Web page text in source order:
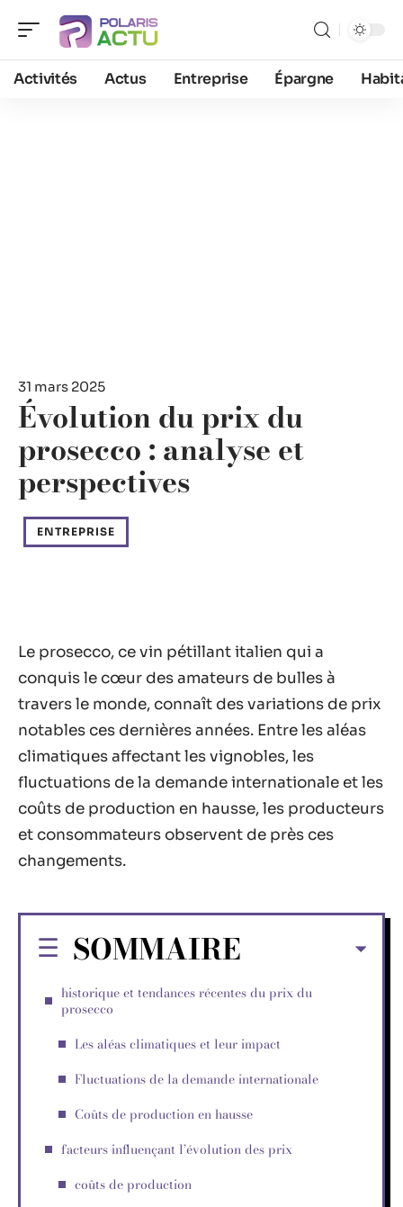
Activités Actus Entreprise Épargne
31 mars 2025
Évolution du prix du
prosecco : analyse et
perspectives
ENTREPRISE
Le prosecco, ce vin pétillant italien qui a
conquis le cœur des amateurs de bulles à
travers le monde, connaît des variations de prix
notables ces dernières années. Entre les aléas
climatiques affectant les vignobles, les
fluctuations de la demande internationale et les
coûts de production en hausse, les producteurs
et consommateurs observent de près ces
changements.
SOMMAIRE
historique et tendances récentes du prix du
prosecco
Les aléas climatiques et leur impact
Fluctuations de la demande internationale
Coûts de production en hausse
facteurs influençant l’évolution des prix
coûts de production